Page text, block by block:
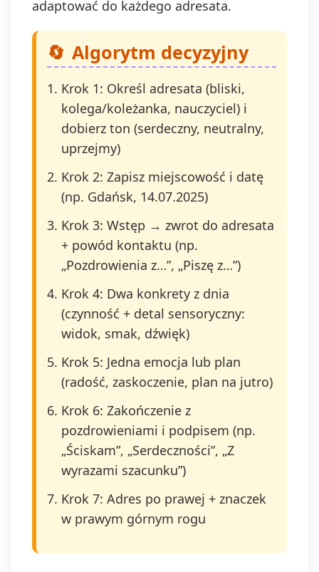
adaptować do każdego adresata.
Algorytm decyzyjny
Krok 1: Określ adresata (bliski,
kolega/koleżanka, nauczyciel) i
dobierz ton (serdeczny, neutralny,
uprzejmy)
Krok 2: Zapisz miejscowość i datę
(np. Gdańsk, 14.07.2025)
Krok 3: Wstęp → zwrot do adresata
+ powód kontaktu (np.
„Pozdrowienia z…”, „Piszę z…”)
Krok 4: Dwa konkrety z dnia
(czynność + detal sensoryczny:
widok, smak, dźwięk)
Krok 5: Jedna emocja lub plan
(radość, zaskoczenie, plan na jutro)
Krok 6: Zakończenie z
pozdrowieniami i podpisem (np.
„Ściskam”, „Serdeczności”, „Z
wyrazami szacunku”)
Krok 7: Adres po prawej + znaczek
w prawym górnym rogu